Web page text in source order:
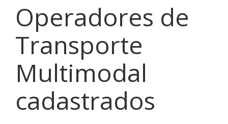
Operadores de
Transporte
Multimodal
cadastrados